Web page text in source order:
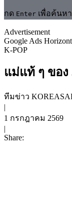
กด Enter เพื่อค้นห
Advertisement
Google Ads
K-POP
แม่แท้ ๆ ของ
ทีมข่าว
|
1 กรกฎาคม 2569
|
Share: